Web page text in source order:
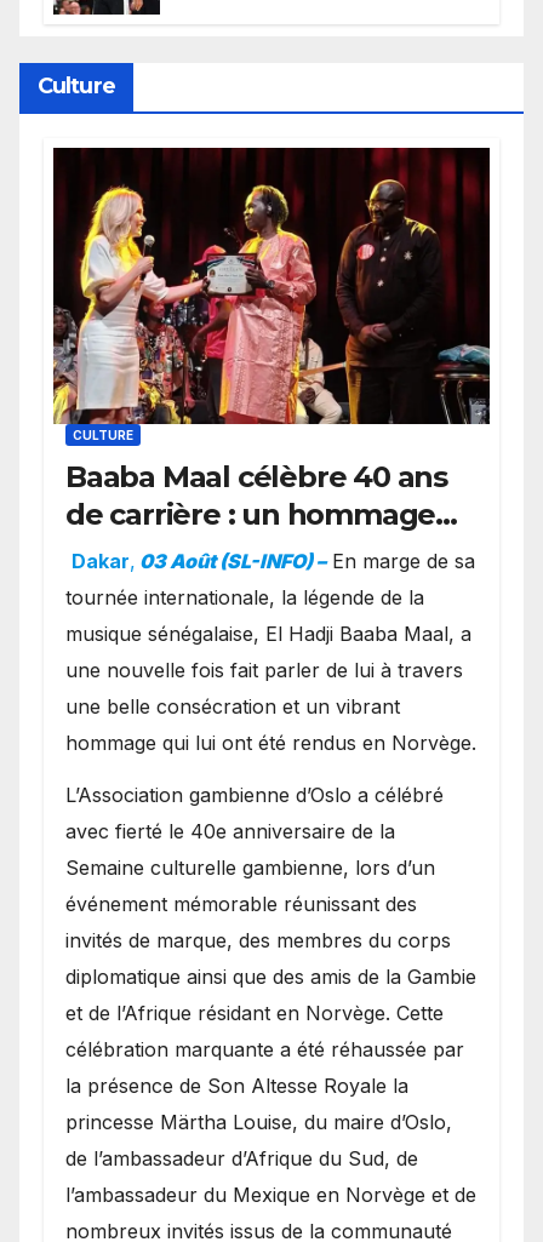
Culture
CULTURE
Baaba Maal célèbre 40 ans
de carrière : un hommage
exceptionnel à Oslo en
présence de la famille
royale.
Dakar, 03 Août (SL-INFO) – ​En marge de sa
tournée internationale, la légende de la
musique sénégalaise, El Hadji Baaba Maal, a
une nouvelle fois fait parler de lui à travers
une belle consécration et un vibrant
hommage qui lui ont été rendus en Norvège.
​L’Association gambienne d’Oslo a célébré
avec fierté le 40e anniversaire de la
Semaine culturelle gambienne, lors d’un
événement mémorable réunissant des
invités de marque, des membres du corps
diplomatique ainsi que des amis de la Gambie
et de l’Afrique résidant en Norvège. Cette
célébration marquante a été réhaussée par
la présence de Son Altesse Royale la
princesse Märtha Louise, du maire d’Oslo,
de l’ambassadeur d’Afrique du Sud, de
l’ambassadeur du Mexique en Norvège et de
nombreux invités issus de la communauté